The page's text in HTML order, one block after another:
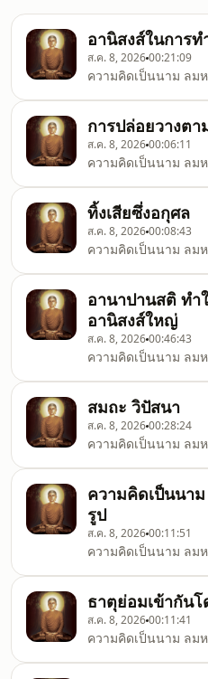
อานิสงส์ในการ
ส.ค. 8, 202600:21:09
ความคิดเป็นนาม ลม
การปล่อยวางตา
ส.ค. 8, 202600:06:11
ความคิดเป็นนาม ลม
ทิ้งเสียซึ่งอกุศล
ส.ค. 8, 202600:08:43
ความคิดเป็นนาม ลม
อานาปานสติ ท
อานิสงส์ใหญ่
ส.ค. 8, 202600:46:43
ความคิดเป็นนาม ลม
สมถะ วิปัสนา
ส.ค. 8, 202600:28:24
ความคิดเป็นนาม ลม
ความคิดเป็นนา
รูป
ส.ค. 8, 202600:11:51
ความคิดเป็นนาม ลม
ธาตุย่อมเข้ากัน
ส.ค. 8, 202600:11:41
ความคิดเป็นนาม ลม